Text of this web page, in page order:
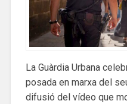
La Guàrdia Urbana
posada en marxa del
difusió del vídeo que